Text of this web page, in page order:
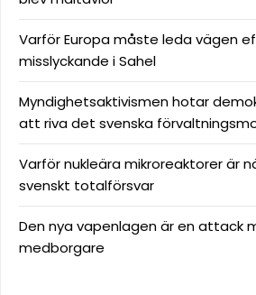
Varför Europa måste leda vägen
misslyckande i Sahel
Myndighetsaktivismen hotar
att riva det svenska
Varför nukleära mikroreaktorer är
svenskt totalförsvar
Den nya vapenlagen är en attack
medborgare